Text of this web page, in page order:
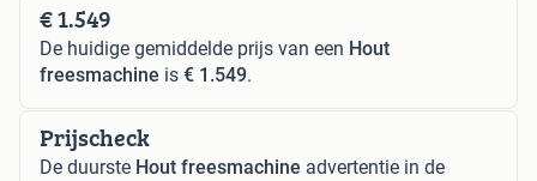
€ 1.549
De huidige gemiddelde prijs van een Hout
freesmachine is € 1.549.
Prijscheck
De duurste Hout freesmachine advertentie in de